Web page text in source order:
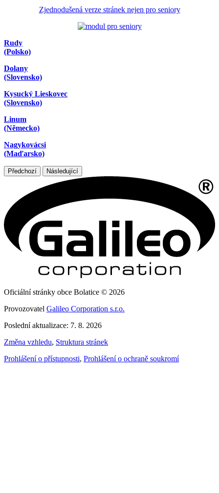
Zjednodušená verze stránek nejen pro seniory
Rudy
(Polsko)
Dolany
(Slovensko)
Kysucký Lieskovec
(Slovensko)
Linum
(Německo)
Nagykovácsi
(Maďarsko)
Předchozí Následující
Oficiální stránky obce Bolatice © 2026
Provozovatel Galileo Corporation s.r.o.
Poslední aktualizace: 7. 8. 2026
Změna vzhledu, Struktura stránek
Prohlášení o přístupnosti, Prohlášení o ochraně soukromí